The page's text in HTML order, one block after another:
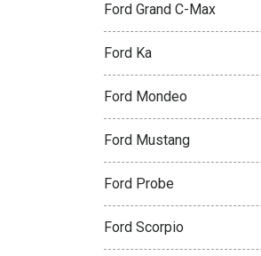
Ford Grand C-Max
Ford Ka
Ford Mondeo
Ford Mustang
Ford Probe
Ford Scorpio